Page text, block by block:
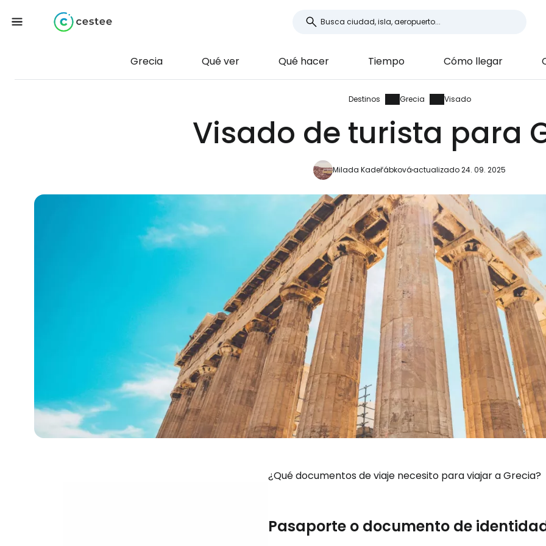
Grecia Qué ver Qué hacer Tiempo Cómo llegar
Destinos Grecia Visado
Visado de turista para
Milada Kadeřábkováactualizado 24. 09. 2025
¿Qué documentos de viaje necesito para viajar a Grecia?
Pasaporte o documento de